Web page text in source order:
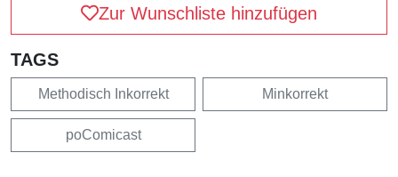
Zur Wunschliste hinzufügen
TAGS
Methodisch Inkorrekt Minkorrekt
poComicast